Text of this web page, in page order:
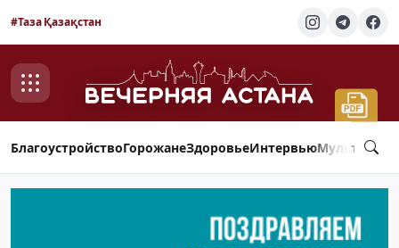
#Таза Қазақстан
БлагоустройствоГорожанеЗдоровьеИнтервью